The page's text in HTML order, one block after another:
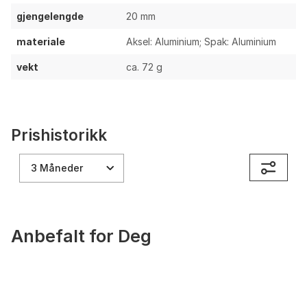
gjengelengde 20 mm
materiale Aksel: Aluminium; Spak: Aluminium
vekt ca. 72 g
Prishistorikk
3 Måneder
Anbefalt for Deg